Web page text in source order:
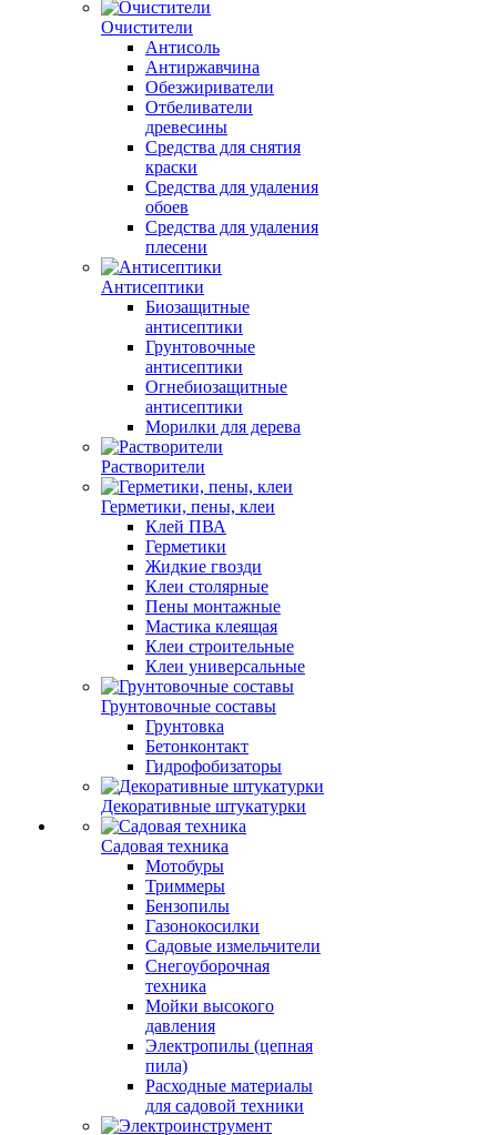
Очистители
Антисоль
Антиржавчина
Обезжириватели
Отбеливатели
древесины
Средства для снятия
краски
Средства для удаления
обоев
Средства для удаления
плесени
Антисептики
Биозащитные
антисептики
Грунтовочные
антисептики
Огнебиозащитные
антисептики
Морилки для дерева
Растворители
Герметики, пены, клеи
Клей ПВА
Герметики
Жидкие гвозди
Клеи столярные
Пены монтажные
Мастика клеящая
Клеи строительные
Клеи универсальные
Грунтовочные составы
Грунтовка
Бетонконтакт
Гидрофобизаторы
Декоративные штукатурки
Садовая техника
Мотобуры
Триммеры
Бензопилы
Газонокосилки
Садовые измельчители
Снегоуборочная
техника
Мойки высокого
давления
Электропилы (цепная
пила)
Расходные материалы
для садовой техники